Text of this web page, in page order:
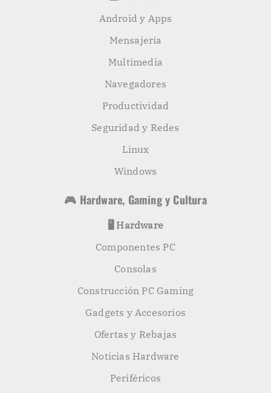
Android y Apps
Mensajería
Multimedia
Navegadores
Productividad
Seguridad y Redes
Linux
Windows
🎮 Hardware, Gaming y Cultura
🖥️ Hardware
Componentes PC
Consolas
Construcción PC Gaming
Gadgets y Accesorios
Ofertas y Rebajas
Noticias Hardware
Periféricos